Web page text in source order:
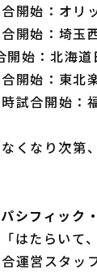
開始：オリ
開始：埼玉
始：北海道
開始：東北
試合開始：
くなり次第
シフィック
はたらいて
運営スタッ